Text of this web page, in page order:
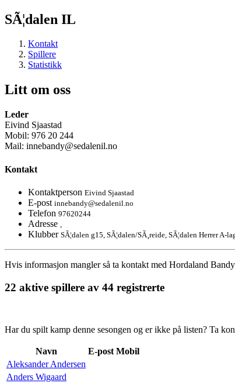
SÃ¦dalen IL
Kontakt
Spillere
Statistikk
Litt om oss
Leder
Eivind Sjaastad
Mobil: 976 20 244
Mail: innebandy@sedalenil.no
Kontakt
Kontaktperson Eivind Sjaastad
E-post innebandy@sedalenil.no
Telefon 97620244
Adresse
Klubber SÃ¦dalen g15, SÃ¦dalen/SÃ¸reide, SÃ¦dalen Herrer A-
Hvis informasjon mangler så ta kontakt med Hordaland
22 aktive spillere av 44 registrerte
Har du spilt kamp denne sesongen og er ikke på listen? Ta
Navn E-post Mobil
Aleksander Andersen
Anders Wigaard